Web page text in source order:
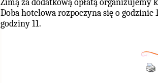
Zimą za dodatkową opłatą
Doba hotelowa rozpoczyna się o
godziny 11.